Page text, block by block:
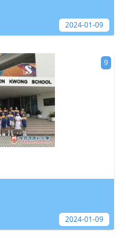
2024-01-09
9
2024-01-09